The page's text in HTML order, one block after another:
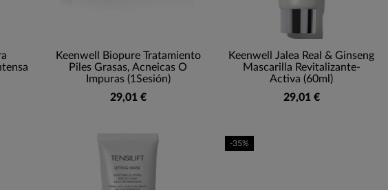
Keenwell Biopure Tratamiento
Piles Grasas, Acneicas O
Impuras (1Sesión)
29,01 €
Keenwell Jalea Real & Ginseng
Mascarilla Revitalizante-
Activa (60ml)
29,01 €
-35%